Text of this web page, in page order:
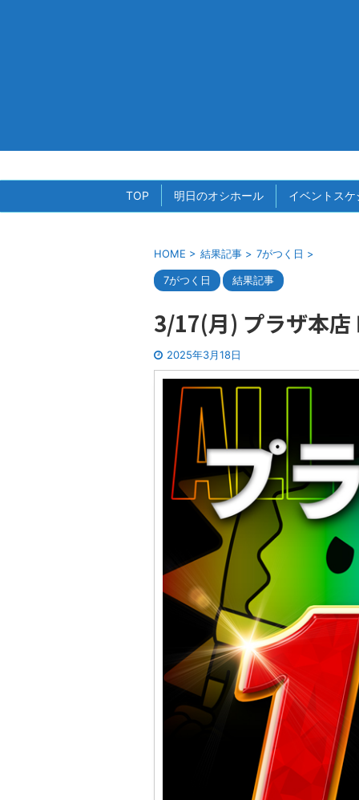
TOP 明日のオシホール イベントス
HOME > 結果記事 > 7がつく日 >
7がつく日 結果記事
3/17(月) プラザ本
2025年3月18日